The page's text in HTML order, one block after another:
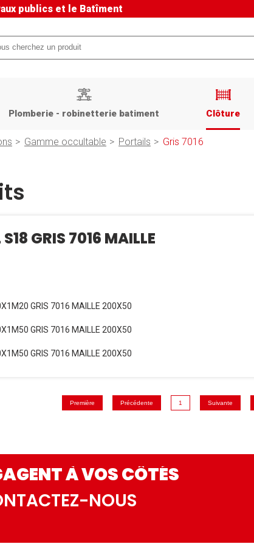
publics et le Batîment
Plomberie - robinetterie batiment Clôture
Gamme occultable Portails Gris 7016
GRIS 7016 MAILLE
GRIS 7016 MAILLE 200X50
GRIS 7016 MAILLE 200X50
GRIS 7016 MAILLE 200X50
Première Précédente 1 Suivante
À VOS CÔTÉS
NOUS